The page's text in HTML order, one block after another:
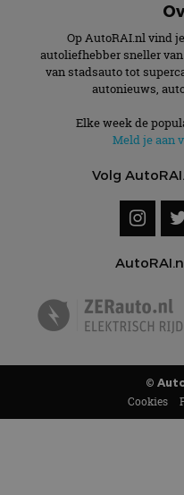
Op AutoRAI.nl vind
autoliefhebber sneller
van stadsauto tot
autonieuws,
Elke week de
Meld je aan
Volg
©
Cookies